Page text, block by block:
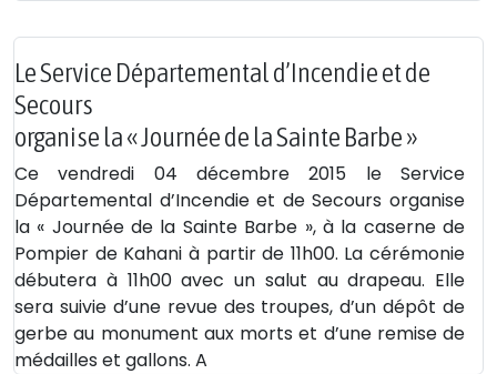
Le Service Départemental d’Incendie et de
Secours
organise la « Journée de la Sainte Barbe »
Ce vendredi 04 décembre 2015 le Service
Départemental d’Incendie et de Secours organise
la « Journée de la Sainte Barbe », à la caserne de
Pompier de Kahani à partir de 11h00. La cérémonie
débutera à 11h00 avec un salut au drapeau. Elle
sera suivie d’une revue des troupes, d’un dépôt de
gerbe au monument aux morts et d’une remise de
médailles et gallons. A